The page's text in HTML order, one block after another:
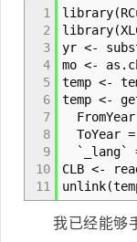
1
2
3
4
5
6
7
8
9
10
11
yr <-
mo <-
temp <-
temp <-
ToYear
`_lang`
CLB <-
我已经能够